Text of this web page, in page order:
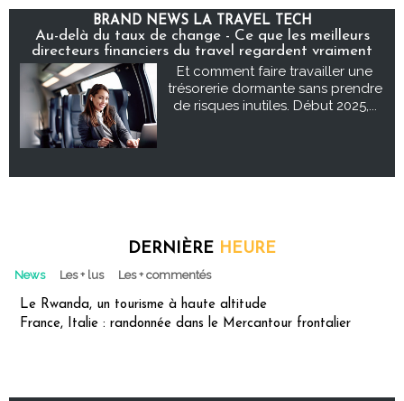
BRAND NEWS LA TRAVEL TECH
Au-delà du taux de change - Ce que les meilleurs
directeurs financiers du travel regardent vraiment
Et comment faire travailler une
trésorerie dormante sans prendre
de risques inutiles. Début 2025,...
DERNIÈRE HEURE
News Les + lus Les + commentés
Le Rwanda, un tourisme à haute altitude
France, Italie : randonnée dans le Mercantour frontalier